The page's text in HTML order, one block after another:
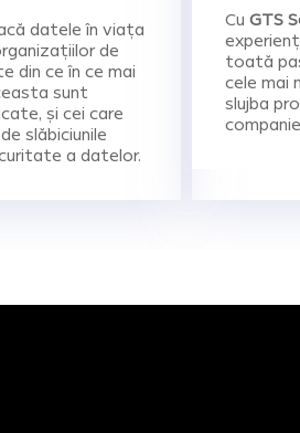
datele în viața
de
din ce în ce mai
sunt
și cei care
slăbiciunile
a datelor.
Cu GTS
toată
cele mai
slujba